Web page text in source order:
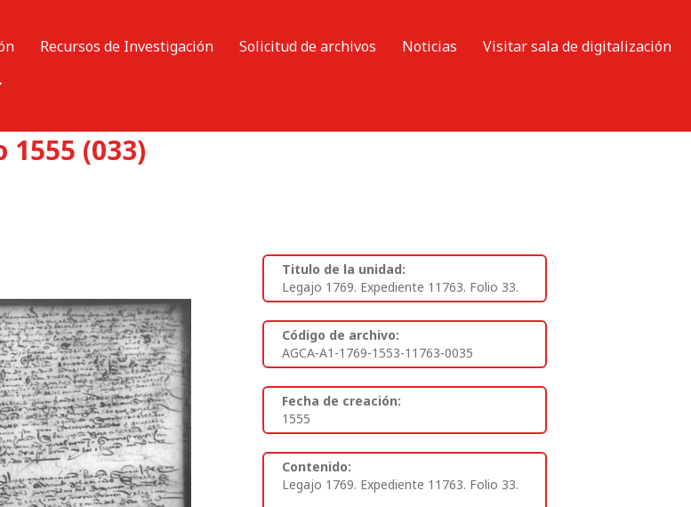
Recursos de Investigación Solicitud de archivos Noticias
Visitar sala de digitalización
(033)
Titulo de la unidad:
Legajo 1769. Expediente 11763. Folio 33.
Código de archivo:
AGCA-A1-1769-1553-11763-0035
Fecha de creación:
1555
Contenido:
Legajo 1769. Expediente 11763. Folio 33.